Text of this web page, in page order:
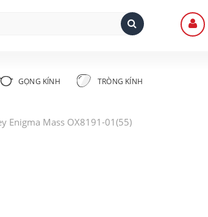
GỌNG KÍNH TRÒNG KÍNH
Enigma Mass OX8191-01(55)